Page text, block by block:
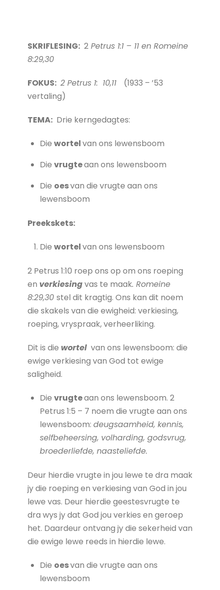
SKRIFLESING:2Petrus 1:1 – 11 en Romeine
8:29,30
FOKUS: 2 Petrus 1: 10,11 (1933 – ’53
vertaling)
TEMA:Drie kerngedagtes:
Diewortelvan ons lewensboom
Dievrugteaan ons lewensboom
Die oesvan die vrugte aan ons
lewensboom
Preekskets:
Diewortelvan ons lewensboom
2 Petrus 1:10 roep ons op om ons roeping
en verkiesingvas te maak. Romeine
8:29,30 stel dit kragtig. Ons kan dit noem
die skakels van die ewigheid: verkiesing,
roeping, vryspraak, verheerliking.
Dit is die wortel van ons lewensboom: die
ewige verkiesing van God tot ewige
saligheid.
Dievrugteaan ons lewensboom. 2
Petrus 1:5 – 7 noem die vrugte aan ons
lewensboom:deugsaamheid, kennis,
selfbeheersing, volharding, godsvrug,
broederliefde, naasteliefde.
Deur hierdie vrugte in jou lewe te dra maak
jy die roeping en verkiesing van God in jou
lewe vas. Deur hierdie geestesvrugte te
dra wys jy dat God jou verkies en geroep
het. Daardeur ontvang jy die sekerheid van
die ewige lewe reeds in hierdie lewe.
Die oesvan die vrugte aan ons
lewensboom